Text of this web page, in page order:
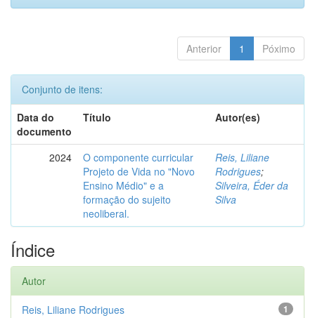
Anterior 1 Póximo
Conjunto de itens:
Data do
documento
Título Autor(es)
2024
O componente curricular
Projeto de Vida no "Novo
Ensino Médio" e a
formação do sujeito
neoliberal.
Reis, Liliane
Rodrigues;
Silveira, Éder da
Silva
Índice
Autor
1
Reis, Liliane Rodrigues